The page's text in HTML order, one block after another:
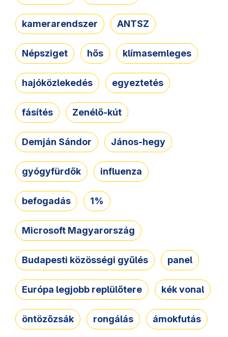
kamerarendszer ANTSZ
Népsziget hős klímasemleges
hajóközlekedés egyeztetés
fásítés Zenélő-kút
Demján Sándor János-hegy
gyógyfürdők influenza
befogadás 1%
Microsoft Magyarország
Budapesti közösségi gyűlés panel
Európa legjobb replülőtere kék vonal
öntözőzsák rongálás ámokfutás